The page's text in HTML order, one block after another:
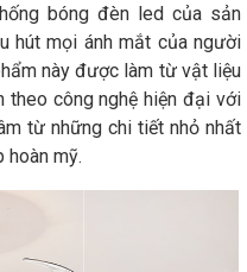
bóng đèn led của sản
hút mọi ánh mắt của người
này được làm từ vật liệu
công nghệ hiện đại với
từ những chi tiết nhỏ nhất
hoàn mỹ.